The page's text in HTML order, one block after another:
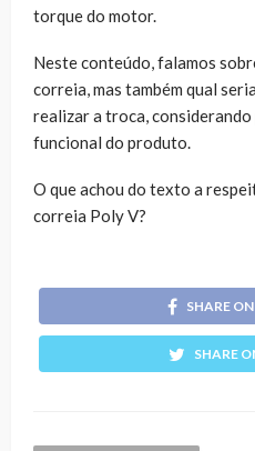
torque do motor.
Neste conteúdo, falamos
correia, mas também qual
realizar a troca,
funcional do produto.
O que achou do texto a
correia Poly V?
SHARE
SHARE